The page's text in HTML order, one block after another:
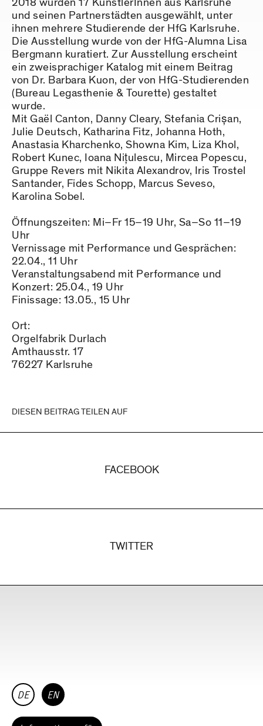
und seinen Partnerstädten ausgewählt, unter
ihnen mehrere Studierende der HfG Karlsruhe.
Die Ausstellung wurde von der HfG-Alumna Lisa
Bergmann kuratiert. Zur Ausstellung erscheint
ein zweisprachiger Katalog mit einem Beitrag
von Dr. Barbara Kuon, der von HfG-Studierenden
(Bureau Legasthenie & Tourette) gestaltet
wurde.
Mit Gaël Canton, Danny Cleary, Stefania Crișan,
Julie Deutsch, Katharina Fitz, Johanna Hoth,
Anastasia Kharchenko, Showna Kim, Liza Khol,
Robert Kunec, Ioana Nițulescu, Mircea Popescu,
Gruppe Revers mit Nikita Alexandrov, Iris Trostel
Santander, Fides Schopp, Marcus Seveso,
Karolina Sobel.
Öffnungszeiten: Mi–Fr 15–19 Uhr, Sa–So 11–19
Uhr
Vernissage mit Performance und Gesprächen:
22.04., 11 Uhr
Veranstaltungsabend mit Performance und
Konzert: 25.04., 19 Uhr
Finissage: 13.05., 15 Uhr
Ort:
Orgelfabrik Durlach
Amthausstr. 17
76227 Karlsruhe
DIESEN BEITRAG TEILEN AUF
FACEBOOK
TWITTER
DE EN